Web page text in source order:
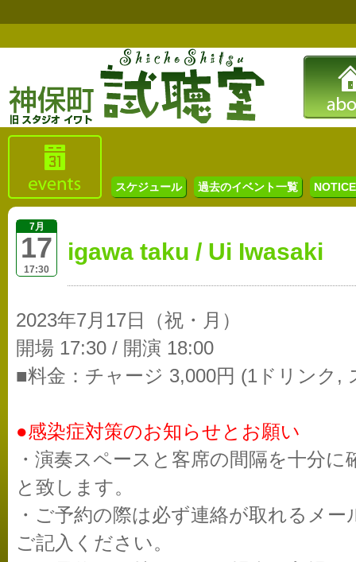
スケジュール 過去のイベント一覧
7月
17
17:30
igawa taku / Ui Iwasaki
2023年7月17日（祝・月）
開場 17:30 / 開演 18:00
■料金：チャージ 3,000円 (1ドリンク,
●感染症対策のお知らせとお願い
・演奏スペースと客席の間隔を十分
と致します。
・ご予約の際は必ず連絡が取れるメ
ご記入ください。